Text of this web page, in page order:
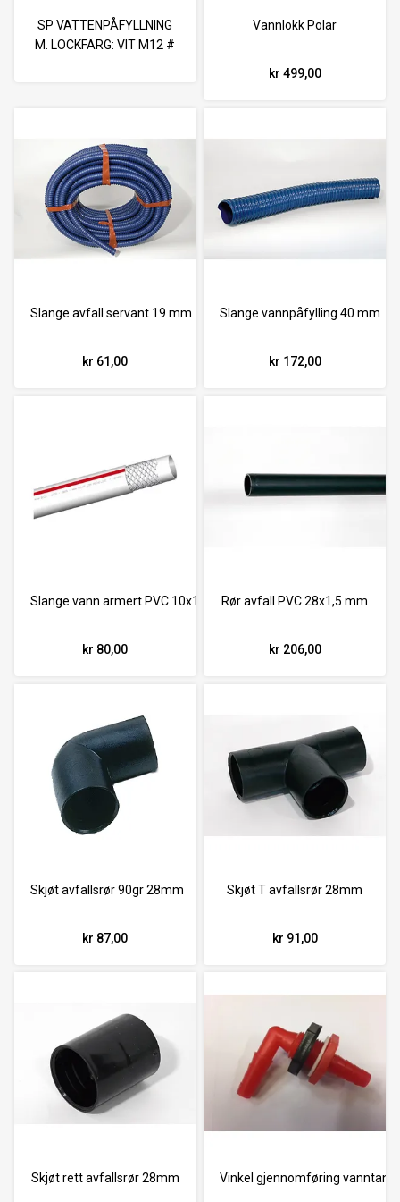
SP VATTENPÅFYLLNING
M. LOCKFÄRG: VIT M12 #
Vannlokk Polar
kr 499,00
Slange avfall servant 19 mm
kr 61,00
Slange vannpåfylling 40 mm
kr 172,00
Slange vann armert PVC 10x16 mm. For varmtvann
kr 80,00
Rør avfall PVC 28x1,5 mm
kr 206,00
Skjøt avfallsrør 90gr 28mm
kr 87,00
Skjøt T avfallsrør 28mm
kr 91,00
Skjøt rett avfallsrør 28mm Vinkel gjennomføring vanntank